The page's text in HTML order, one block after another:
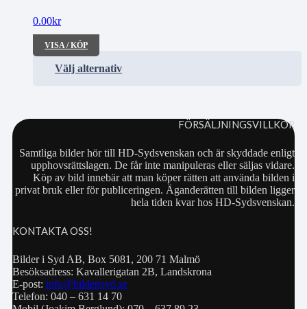
0.00kr
VISA / KÖP
Välj alternativ
FÖRSÄLJNINGSVILLKOR
Samtliga bilder hör till HD-Sydsvenskan och är skyddade enligt
upphovsrättslagen. De får inte manipuleras eller säljas vidare.
Köp av bild innebär att man köper rätten att använda bilden i
privat bruk eller för publiceringen. Äganderätten till bilden ligger
hela tiden kvar hos HD-Sydsvenskan.
KONTAKTA OSS!
Bilder i Syd AB, Box 5081, 200 71 Malmö
Besöksadress: Kavallerigatan 2B, Landskrona
E-post: info@bilderisyd.se
Telefon: 040 – 631 14 70